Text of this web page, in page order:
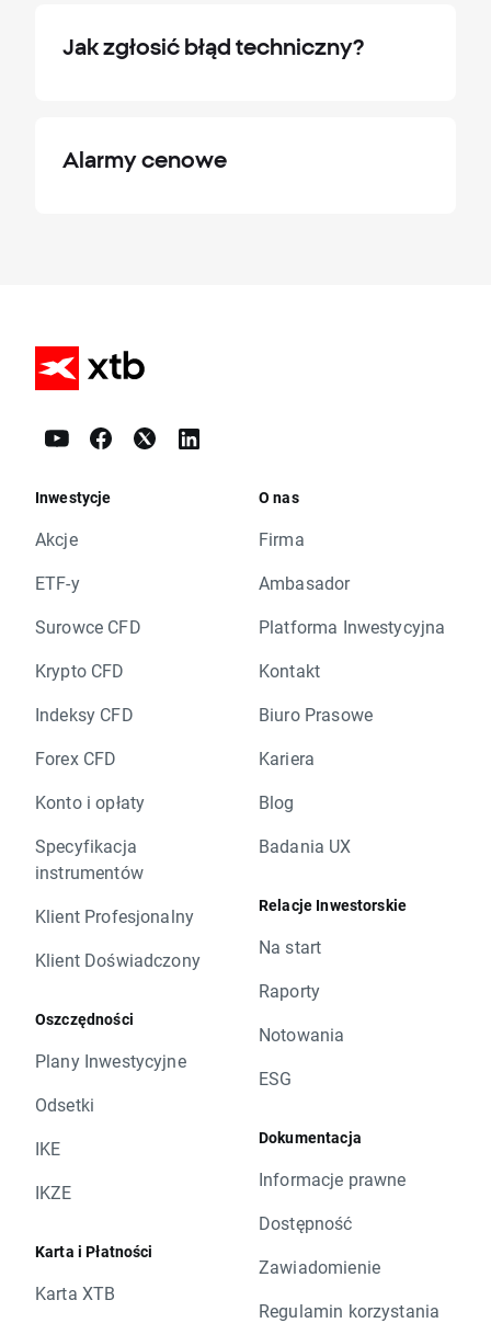
Jak zgłosić błąd techniczny?
Alarmy cenowe
Inwestycje
Akcje
ETF-y
Surowce CFD
Krypto CFD
Indeksy CFD
Forex CFD
Konto i opłaty
Specyfikacja
instrumentów
Klient Profesjonalny
Klient Doświadczony
Oszczędności
Plany Inwestycyjne
Odsetki
IKE
IKZE
Karta i Płatności
Karta XTB
O nas
Firma
Ambasador
Platforma Inwestycyjna
Kontakt
Biuro Prasowe
Kariera
Blog
Badania UX
Relacje Inwestorskie
Na start
Raporty
Notowania
ESG
Dokumentacja
Informacje prawne
Dostępność
Zawiadomienie
Regulamin korzystania